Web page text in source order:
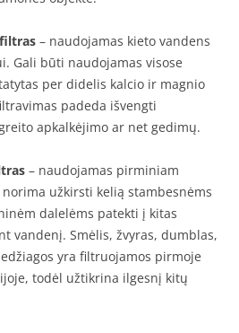
– naudojamas kieto vandens
Gali būti naudojamas visose
per didelis kalcio ir magnio
padeda išvengti
apkalkėjimo ar net gedimų.
– naudojamas pirminiam
užkirsti kelią stambesnėms
dalelėms patekti į kitas
vandenį. Smėlis, žvyras, dumblas,
yra filtruojamos pirmoje
todėl užtikrina ilgesnį kitų